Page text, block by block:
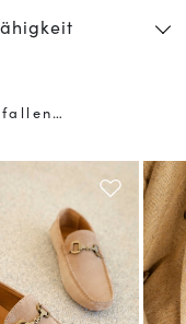
Ihre Rechte erfahren